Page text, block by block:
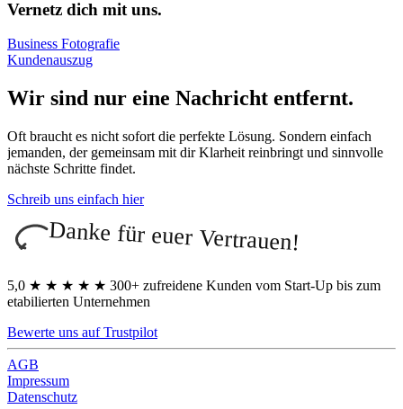
Vernetz dich mit uns.
Business Fotografie
Kundenauszug
Wir sind nur eine Nachricht entfernt.
Oft braucht es nicht sofort die perfekte Lösung. Sondern einfach
jemanden, der gemeinsam mit dir Klarheit reinbringt und sinnvolle
nächste Schritte findet.
Schreib uns einfach hier
Danke für euer Vertrauen!
5,0 ★ ★ ★ ★ ★ 300+ zufreidene Kunden vom Start-Up bis zum
etabilierten Unternehmen
Bewerte uns auf Trustpilot
AGB
Impressum
Datenschutz